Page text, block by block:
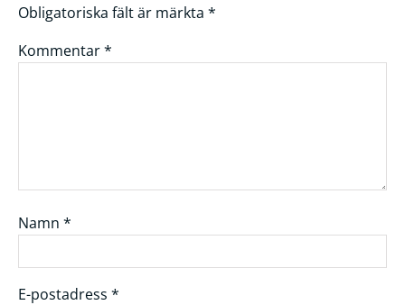
Obligatoriska fält är märkta *
Kommentar*
Namn *
E-postadress *